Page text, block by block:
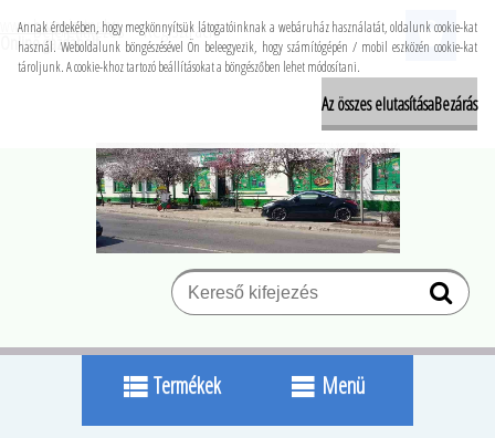
Annak érdekében, hogy megkönnyítsük látogatóinknak a webáruház használatát, oldalunk cookie-kat
használ. Weboldalunk böngészésével Ön beleegyezik, hogy számítógépén / mobil eszközén cookie-kat
tároljunk. A cookie-khoz tartozó beállításokat a böngészőben lehet módosítani.
Az összes elutasításaBezárás
www.buzapiacter.hu
Online gazdabolt
Bejelentkezés Regisztráció
Termékek Menü